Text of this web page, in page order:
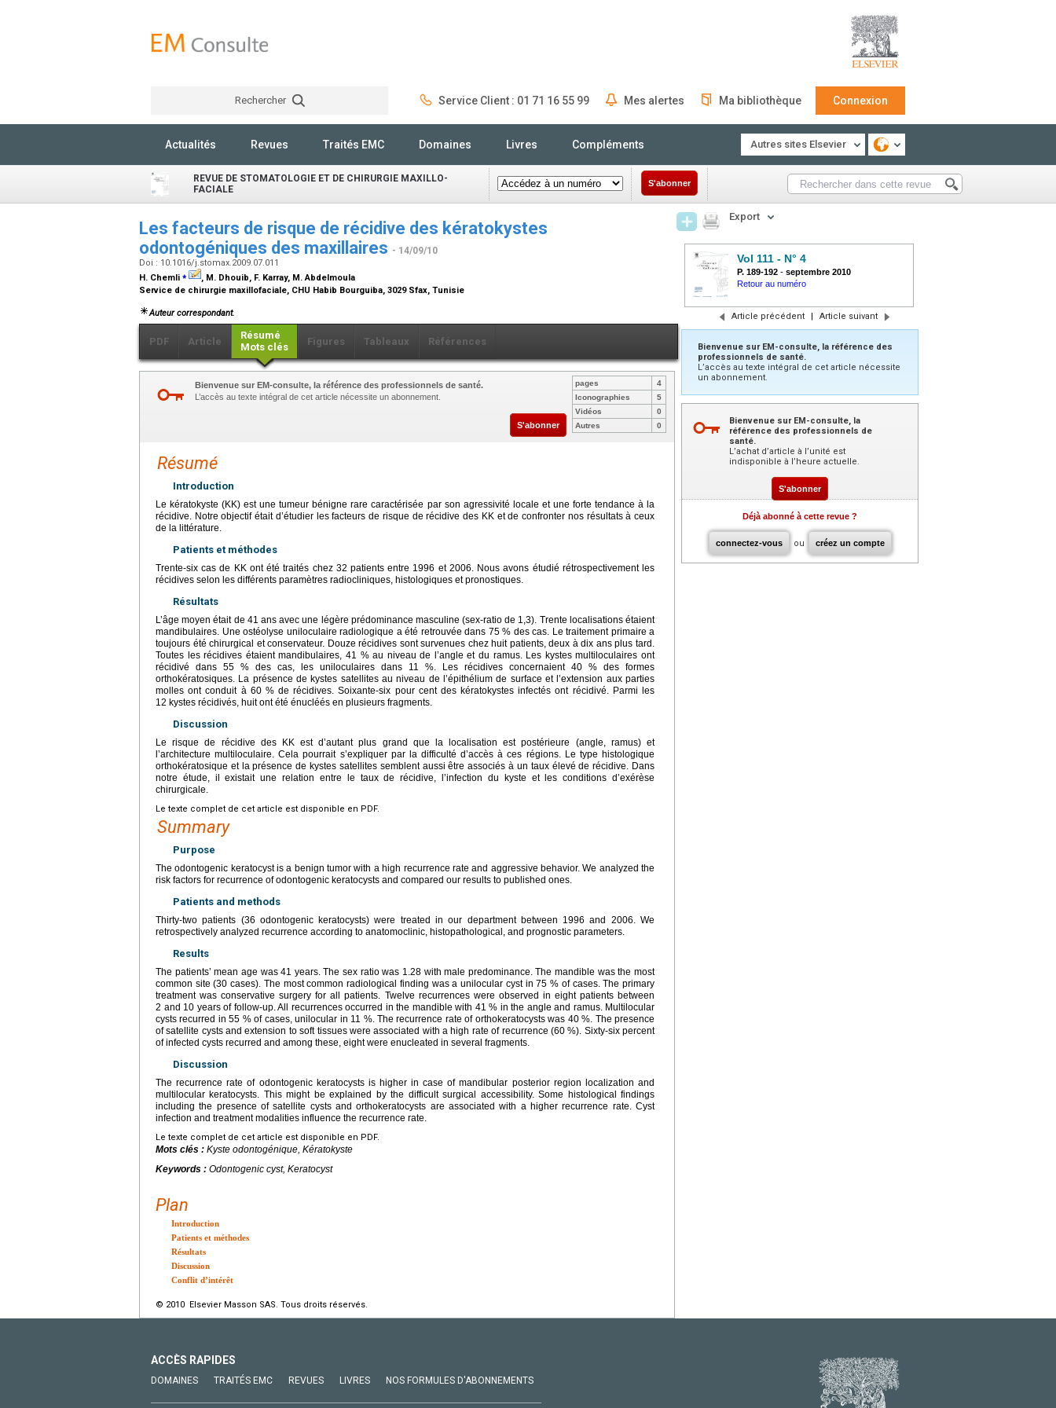
Rechercher Service Client : 01 71 16 55 99 Mes alertes Ma bibliothèque Connexion
Actualités Revues Traités EMC Domaines Livres Compléments Autres sites Elsevier
REVUE DE STOMATOLOGIE ET DE CHIRURGIE MAXILLO-
FACIALE
S'abonner
Les facteurs de risque de récidive des kératokystes
odontogéniques des maxillaires - 14/09/10
Doi : 10.1016/j.stomax.2009.07.011
H. Chemli ⁎
, M. Dhouib, F. Karray, M. Abdelmoula
Service de chirurgie maxillofaciale, CHU Habib Bourguiba, 3029 Sfax, Tunisie
Auteur correspondant.
PDF Article
Résumé
Mots clés
Figures Tableaux Références
Bienvenue sur EM-consulte, la référence des professionnels de santé.
L’accès au texte intégral de cet article nécessite un abonnement.
S'abonner
pages
4
Iconographies
5
Vidéos
0
Autres
0
Résumé
Introduction
Le kératokyste (KK) est une tumeur bénigne rare caractérisée par son agressivité locale et une forte tendance à la
récidive. Notre objectif était d’étudier les facteurs de risque de récidive des KK et de confronter nos résultats à ceux
de la littérature.
Patients et méthodes
Trente-six cas de KK ont été traités chez 32 patients entre 1996 et 2006. Nous avons étudié rétrospectivement les
récidives selon les différents paramètres radiocliniques, histologiques et pronostiques.
Résultats
L’âge moyen était de 41 ans avec une légère prédominance masculine (sex-ratio de 1,3). Trente localisations étaient
mandibulaires. Une ostéolyse uniloculaire radiologique a été retrouvée dans 75 % des cas. Le traitement primaire a
toujours été chirurgical et conservateur. Douze récidives sont survenues chez huit patients, deux à dix ans plus tard.
Toutes les récidives étaient mandibulaires, 41 % au niveau de l’angle et du ramus. Les kystes multiloculaires ont
récidivé dans 55 % des cas, les uniloculaires dans 11 %. Les récidives concernaient 40 % des formes
orthokératosiques. La présence de kystes satellites au niveau de l’épithélium de surface et l’extension aux parties
molles ont conduit à 60 % de récidives. Soixante-six pour cent des kératokystes infectés ont récidivé. Parmi les
12 kystes récidivés, huit ont été énucléés en plusieurs fragments.
Discussion
Le risque de récidive des KK est d’autant plus grand que la localisation est postérieure (angle, ramus) et
l’architecture multiloculaire. Cela pourrait s’expliquer par la difficulté d’accès à ces régions. Le type histologique
orthokératosique et la présence de kystes satellites semblent aussi être associés à un taux élevé de récidive. Dans
notre étude, il existait une relation entre le taux de récidive, l’infection du kyste et les conditions d’exérèse
chirurgicale.
Le texte complet de cet article est disponible en PDF.
Summary
Purpose
The odontogenic keratocyst is a benign tumor with a high recurrence rate and aggressive behavior. We analyzed the
risk factors for recurrence of odontogenic keratocysts and compared our results to published ones.
Patients and methods
Thirty-two patients (36 odontogenic keratocysts) were treated in our department between 1996 and 2006. We
retrospectively analyzed recurrence according to anatomoclinic, histopathological, and prognostic parameters.
Results
The patients’ mean age was 41 years. The sex ratio was 1.28 with male predominance. The mandible was the most
common site (30 cases). The most common radiological finding was a unilocular cyst in 75 % of cases. The primary
treatment was conservative surgery for all patients. Twelve recurrences were observed in eight patients between
2 and 10 years of follow-up. All recurrences occurred in the mandible with 41 % in the angle and ramus. Multilocular
cysts recurred in 55 % of cases, unilocular in 11 %. The recurrence rate of orthokeratocysts was 40 %. The presence
of satellite cysts and extension to soft tissues were associated with a high rate of recurrence (60 %). Sixty-six percent
of infected cysts recurred and among these, eight were enucleated in several fragments.
Discussion
The recurrence rate of odontogenic keratocysts is higher in case of mandibular posterior region localization and
multilocular keratocysts. This might be explained by the difficult surgical accessibility. Some histological findings
including the presence of satellite cysts and orthokeratocysts are associated with a higher recurrence rate. Cyst
infection and treatment modalities influence the recurrence rate.
Le texte complet de cet article est disponible en PDF.
Mots clés : Kyste odontogénique, Kératokyste
Keywords : Odontogenic cyst, Keratocyst
Plan
Introduction
Patients et méthodes
Résultats
Discussion
Conflit d’intérêt
© 2010 Elsevier Masson SAS. Tous droits réservés.
Export
Vol 111 - N° 4
P. 189-192 - septembre 2010
Retour au numéro
Article précédent | Article suivant
Bienvenue sur EM-consulte, la référence des
professionnels de santé.
L’accès au texte intégral de cet article nécessite
un abonnement.
Bienvenue sur EM-consulte, la
référence des professionnels de
santé.
L’achat d’article à l’unité est
indisponible à l’heure actuelle.
S'abonner
Déjà abonné à cette revue ?
connectez-vous ou créez un compte
ACCÈS RAPIDES
DOMAINES TRAITÉS EMC REVUES LIVRES NOS FORMULES D'ABONNEMENTS